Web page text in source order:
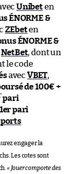
Unibeten
ÉNORME &
ZEbeten
ÉNORME &
NetBet, dont un
le code
avec VBET,
de 100€ +
pari
pari
engager la
Les cotes sont
« Jouer comporte des